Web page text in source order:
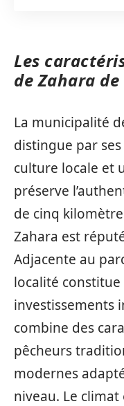
Les
de Zahara
La municipalité
distingue par
culture locale et
préserve
de cinq
Zahara est
Adjacente au
localité
investissements
combine des
pêcheurs
modernes
niveau. Le